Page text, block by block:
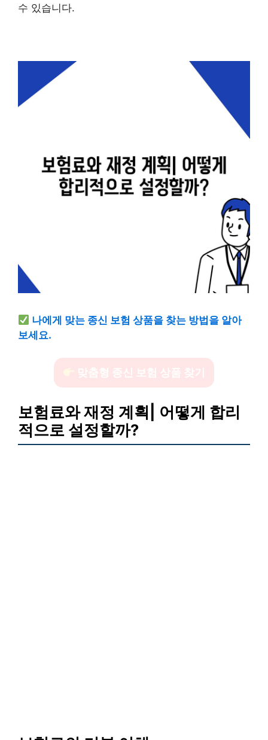
수 있습니다.
나에게 맞는 종신 보험 상품을 찾는 방법을 알아
보세요.
맞춤형 종신 보험 상품 찾기
보험료와 재정 계획| 어떻게 합리
적으로 설정할까?